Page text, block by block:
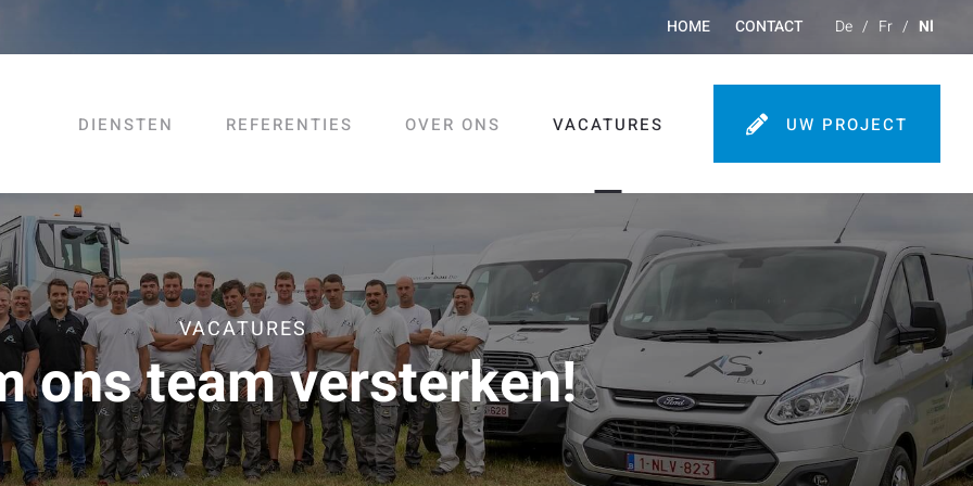
HOME CONTACT De / Fr / Nl
DIENSTEN REFERENTIES OVER ONS VACATURES UW PROJECT
VACATURES
ons team versterken!